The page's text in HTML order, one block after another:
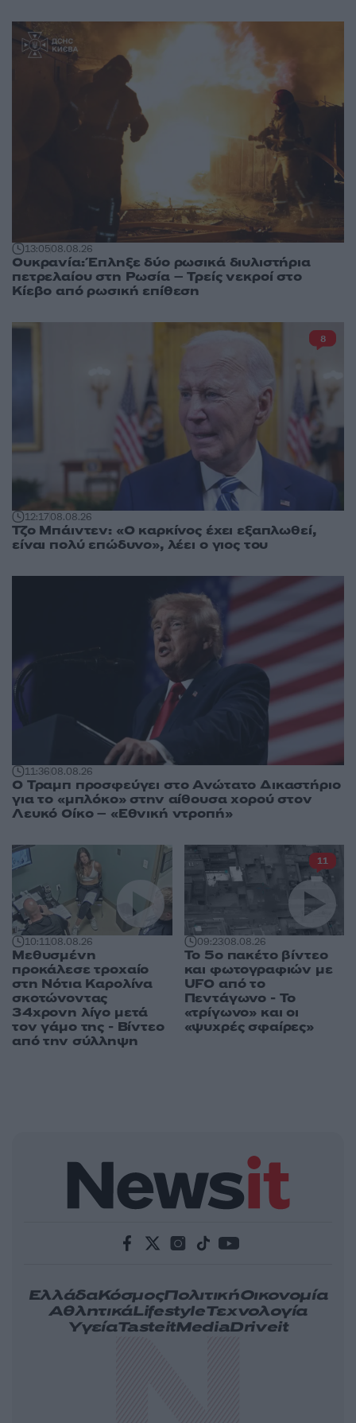
13:0508.08.26
Ουκρανία: Έπληξε δύο ρωσικά διυλιστήρια
πετρελαίου στη Ρωσία – Τρείς νεκροί στο
Κίεβο από ρωσική επίθεση
12:1708.08.26
Τζο Μπάιντεν: «Ο καρκίνος έχει εξαπλωθεί,
είναι πολύ επώδυνο», λέει ο γιος του
8
11:3608.08.26
Ο Τραμπ προσφεύγει στο Ανώτατο Δικαστήριο
για το «μπλόκο» στην αίθουσα χορού στον
Λευκό Οίκο – «Εθνική ντροπή»
10:1108.08.26
Μεθυσμένη
προκάλεσε τροχαίο
στη Νότια Καρολίνα
σκοτώνοντας
34χρονη λίγο μετά
τον γάμο της - Βίντεο
από την σύλληψη
09:2308.08.26
Το 5ο πακέτο βίντεο
και φωτογραφιών με
UFO από το
Πεντάγωνο - Το
«τρίγωνο» και οι
«ψυχρές σφαίρες»
11
ΕλλάδαΚόσμοςΠολιτικήΟικονομία
ΑθλητικάLifestyleΤεχνολογία
ΥγείαTasteitMediaDriveit